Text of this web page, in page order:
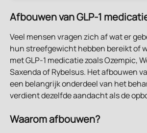
Afbouwen van GLP-1
Veel mensen vragen zich af wat er
hun streefgewicht hebben bereikt of
met GLP-1 medicatie zoals Ozempic,
Saxenda of Rybelsus. Het afbouwen
een belangrijk onderdeel van het
verdient dezelfde aandacht als de
Waarom afbouwen?